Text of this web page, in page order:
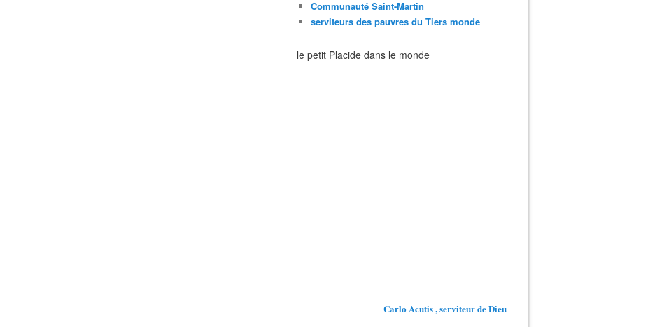
Communauté Saint-Martin
serviteurs des pauvres du Tiers monde
le petit Placide dans le monde
Carlo Acutis , serviteur de Dieu